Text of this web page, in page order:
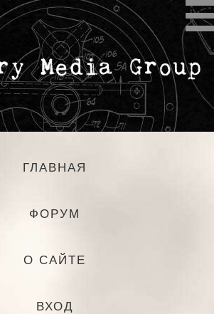
ГЛАВНАЯ
ФОРУМ
О САЙТЕ
ВХОД